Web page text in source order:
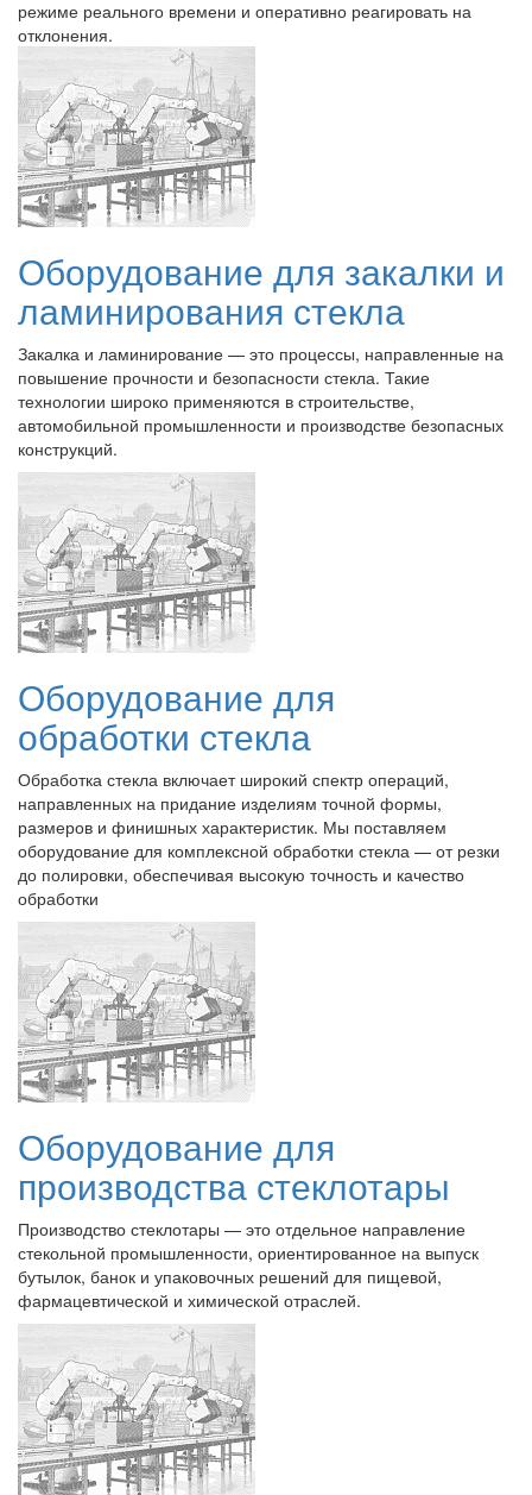
режиме реального времени и оперативно реагировать на
отклонения.
Оборудование для закалки и
ламинирования стекла
Закалка и ламинирование — это процессы, направленные на
повышение прочности и безопасности стекла. Такие
технологии широко применяются в строительстве,
автомобильной промышленности и производстве безопасных
конструкций.
Оборудование для
обработки стекла
Обработка стекла включает широкий спектр операций,
направленных на придание изделиям точной формы,
размеров и финишных характеристик. Мы поставляем
оборудование для комплексной обработки стекла — от резки
до полировки, обеспечивая высокую точность и качество
обработки
Оборудование для
производства стеклотары
Производство стеклотары — это отдельное направление
стекольной промышленности, ориентированное на выпуск
бутылок, банок и упаковочных решений для пищевой,
фармацевтической и химической отраслей.